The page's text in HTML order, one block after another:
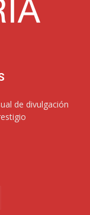
de divulgación